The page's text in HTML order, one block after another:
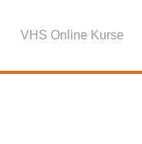
VHS Online Kurse